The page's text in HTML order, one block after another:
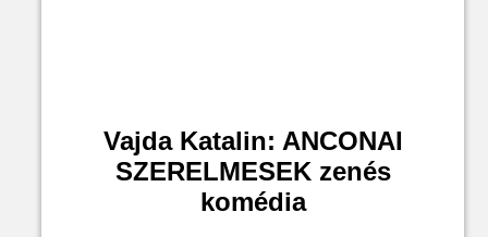
Vajda Katalin: ANCONAI
SZERELMESEK zenés
komédia